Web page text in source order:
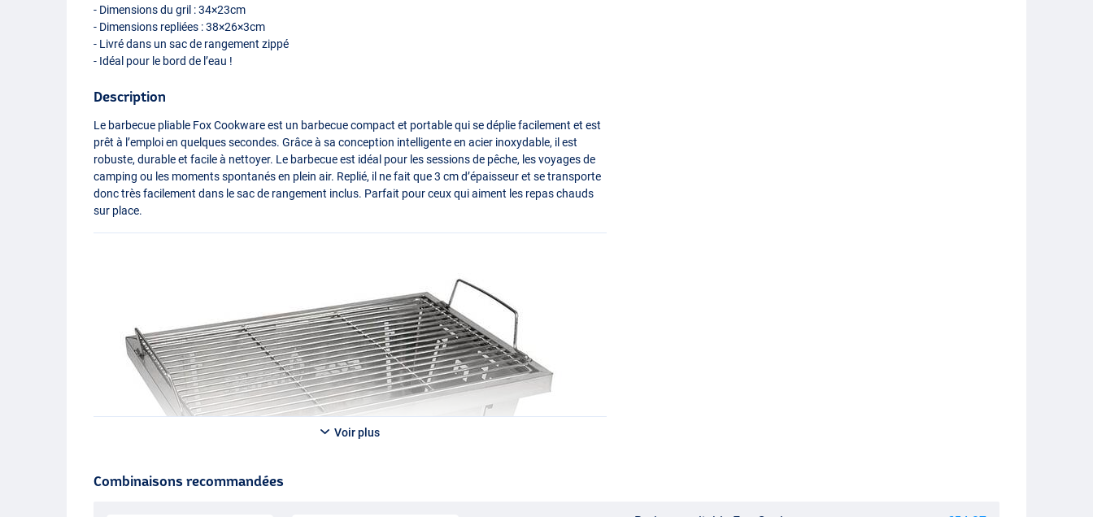
- Dimensions du gril : 34×23cm
- Dimensions repliées : 38×26×3cm
- Livré dans un sac de rangement zippé
- Idéal pour le bord de l’eau !
Description
Le barbecue pliable Fox Cookware est un barbecue compact et portable qui se déplie facilement et est
prêt à l’emploi en quelques secondes. Grâce à sa conception intelligente en acier inoxydable, il est
robuste, durable et facile à nettoyer. Le barbecue est idéal pour les sessions de pêche, les voyages de
camping ou les moments spontanés en plein air. Replié, il ne fait que 3 cm d’épaisseur et se transporte
donc très facilement dans le sac de rangement inclus. Parfait pour ceux qui aiment les repas chauds
sur place.
Voir plus
Combinaisons recommandées